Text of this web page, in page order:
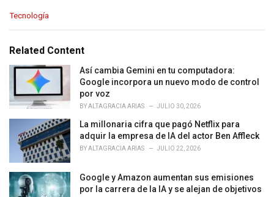
C
e
e
Tecnología
Related Content
Así cambia Gemini en tu computadora:
Google incorpora un nuevo modo de control
por voz
BYALTAGRACIA ARIAS JULIO 30, 2026
La millonaria cifra que pagó Netflix para
adquir la empresa de IA del actor Ben Affleck
BYALTAGRACIA ARIAS JULIO 22, 2026
Google y Amazon aumentan sus emisiones
por la carrera de la IA y se alejan de objetivos